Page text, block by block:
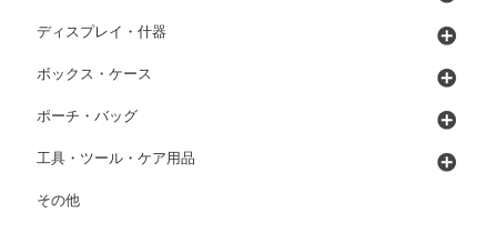
ディスプレイ・什器
ボックス・ケース
ポーチ・バッグ
工具・ツール・ケア用品
その他